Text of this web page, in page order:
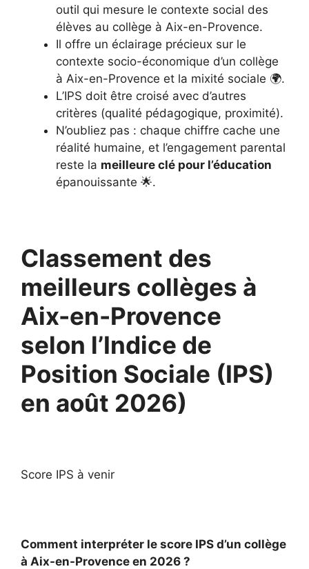
outil qui mesure le contexte social des
élèves au collège à Aix-en-Provence.
Il offre un éclairage précieux sur le
contexte socio-économique d’un collège
à Aix-en-Provence et la mixité sociale 🌍.
L’IPS doit être croisé avec d’autres
critères (qualité pédagogique, proximité).
N’oubliez pas : chaque chiffre cache une
réalité humaine, et l’engagement parental
reste la meilleure clé pour l’éducation
épanouissante 🌟.
Classement des
meilleurs collèges à
Aix-en-Provence
selon l’Indice de
Position Sociale (IPS)
en août 2026)
Score IPS à venir
Comment interpréter le score IPS d’un collège
à Aix-en-Provence en 2026 ?